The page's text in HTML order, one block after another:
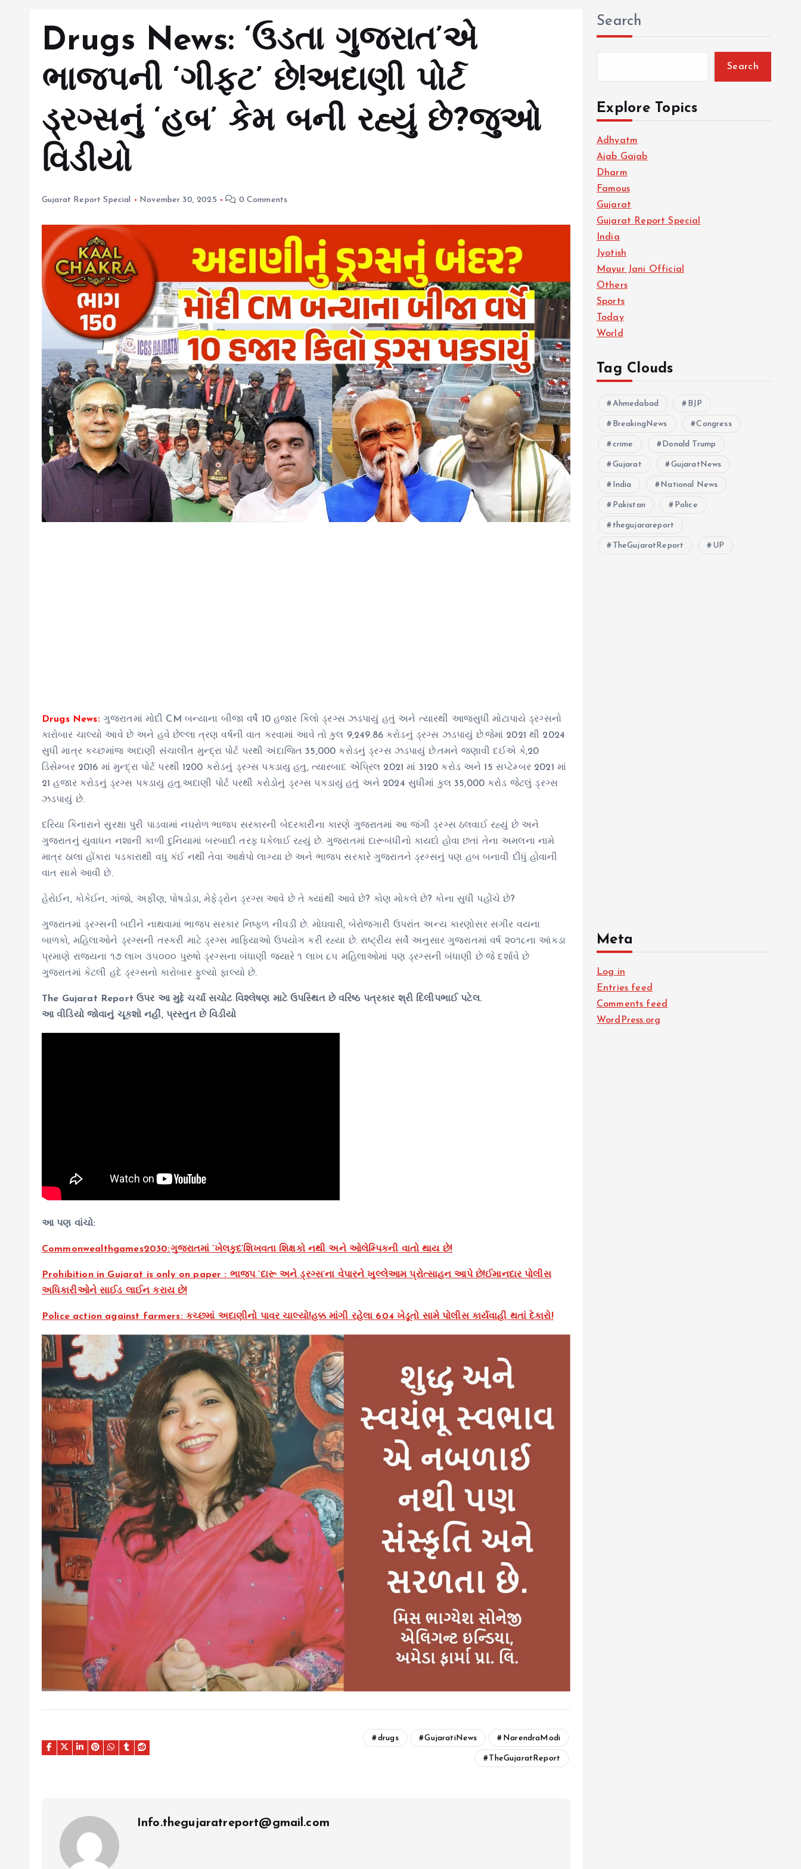
Drugs News: ‘ઉડતા ગુજરાત’એ
ભાજપની ‘ગીફ્ટ’ છે!અદાણી પોર્ટ
ડ્રગ્સનું ‘હબ’ કેમ બની રહ્યું છે?જુઓ
વિડીયો
Gujarat Report Special November 30, 2025 0 Comments
Drugs News: ગુજરાતમાં મોદી CM બન્યાના બીજા વર્ષે 10 હજાર કિલો ડ્રગ્સ ઝડપાયું હતું અને ત્યારથી આજસુધી મોટાપાયે ડ્રગ્સનો
કારોબાર ચાલ્યો આવે છે અને હવે છેલ્લા ત્રણ વર્ષની વાત કરવામાં આવે તો કુલ 9,249.86 કરોડનું ડ્રગ્સ ઝડપાયું છે.જેમાં 2021 થી 2024
સુધી માત્ર કચ્છમાંજ અદાણી સંચાલીત મુન્દ્રા પોર્ટ પરથી અંદાજિત 35,000 કરોડનું ડ્રગ્સ ઝડપાયું છે.તમને જણાવી દઈએ કે,20
ડિસેમ્બર 2016 માં મુન્દ્રા પોર્ટ પરથી 1200 કરોડનું ડ્રગ્સ પકડાયુ હતુ, ત્યારબાદ એપ્રિલ 2021 માં 3120 કરોડ અને 15 સપ્ટેમ્બર 2021 માં
21 હજાર કરોડનું ડ્રગ્સ પકડાયુ હતુ.અદાણી પોર્ટ પરથી કરોડોનું ડ્રગ્સ પકડાયું હતું અને 2024 સુધીમાં કુલ 35,000 કરોડ જેટલું ડ્રગ્સ
ઝડપાયું છે.
દરિયા કિનારાને સુરક્ષા પુરી પાડવામાં નઘરોળ ભાજપ સરકારની બેદરકારીના કારણે ગુજરાતમાં આ જંગી ડ્રગ્સ ઠલવાઈ રહ્યું છે અને
ગુજરાતનું યુવાધન નશાની કાળી દુનિયામાં બરબાદી તરફ ધકેલાઈ રહ્યું છે. ગુજરાતમાં દારૂબંધીનો કાયદો હોવા છતાં તેના અમલના નામે
માત્ર ઠાલા હોંકારા પડકારાથી વધુ કંઈ નથી તેવા આક્ષેપો લાગ્યા છે અને ભાજપ સરકારે ગુજરાતને ડ્રગ્સનું પણ હબ બનાવી દીધું હોવાની
વાત સામે આવી છે.
હેરોઈન, કોકેઈન, ગાંજો, અફીણ, પોષડોડા, મેફેડ્રોન ડ્રગ્સ આવે છે તે ક્યાંથી આવે છે? કોણ મોકલે છે? કોના સુધી પહોંચે છે?
ગુજરાતમાં ડ્રગ્સની બદીને નાથવામાં ભાજપ સરકાર નિષ્ફળ નીવડી છે. મોઘવારી, બેરોજગારી ઉપરાંત અન્ય કારણોસર સગીર વયના
બાળકો, મહિલાઓને ડ્રગ્સની તસ્કરી માટે ડ્રગ્સ માફિયાઓ ઉપયોગ કરી રહ્યા છે. રાષ્ટ્રીય સર્વે અનુસાર ગુજરાતમાં વર્ષ ૨૦૧૮ના આંકડા
પ્રમાણે રાજ્યના ૧૭ લાખ ૩૫૦૦૦ પુરુષો ડ્રગ્સના બંધાણી જયારે ૧ લાખ ૮૫ મહિલાઓમાં પણ ડ્રગ્સની બંધાણી છે જે દર્શાવે છે
ગુજરાતમાં કેટલી હદે ડ્રગ્સનો કારોબાર ફુલ્યો ફાલ્યો છે.
The Gujarat Report ઉપર આ મુદ્દે ચર્ચા સચોટ વિશ્લેષણ માટે ઉપસ્થિત છે વરિષ્ઠ પત્રકાર શ્રી દિલીપભાઈ પટેલ.
આ વીડિયો જોવાનું ચૂકશો નહીં, પ્રસ્તુત છે વિડીયો
આ પણ વાંચો:
Commonwealthgames2030:ગુજરાતમાં ‘ખેલકુદ’શિખવતા શિક્ષકો નથી અને ઓલેમ્પિકની વાતો થાય છે!
Prohibition in Gujarat is only on paper : ભાજપ ‘દારૂ અને ડ્રગ્સ’ના વેપારને ખુલ્લેઆમ પ્રોત્સાહન આપે છે!ઈમાનદાર પોલીસ
અધિકારીઓને સાઈડ લાઈન કરાય છે!
Police action against farmers: કચ્છમાં અદાણીનો પાવર ચાલ્યો!હક્ક માંગી રહેલા 604 ખેડૂતો સામે પોલીસ કાર્યવાહી થતાં દેકારો!
drugs GujaratiNews NarendraModi
TheGujaratReport
Info.thegujaratreport@gmail.com
Search
Search
Explore Topics
Adhyatm
Ajab Gajab
Dharm
Famous
Gujarat
Gujarat Report Special
India
Jyotish
Mayur Jani Official
Others
Sports
Today
World
Tag Clouds
Ahmedabad BJP
BreakingNews Congress
crime Donald Trump
Gujarat GujaratNews
India National News
Pakistan Police
thegujarareport
TheGujaratReport UP
Meta
Log in
Entries feed
Comments feed
WordPress.org